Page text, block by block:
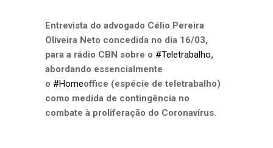
Entrevista do advogado Célio Pereira
Oliveira Neto concedida no dia 16/03,
para a rádio CBN sobre o #Teletrabalho,
abordando essencialmente
o #Homeoffice (espécie de teletrabalho)
como medida de contingência no
combate à proliferação do Coronavírus.